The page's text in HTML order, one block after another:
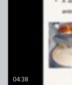
04:38